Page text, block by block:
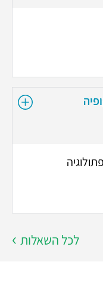
לכל השאלות